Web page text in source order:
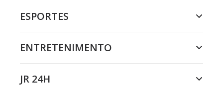
ESPORTES
ENTRETENIMENTO
JR 24H